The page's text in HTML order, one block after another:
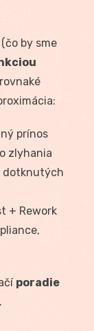
(čo by sme
prínos
zlyhania
dotknutých
+ Rework
poradie